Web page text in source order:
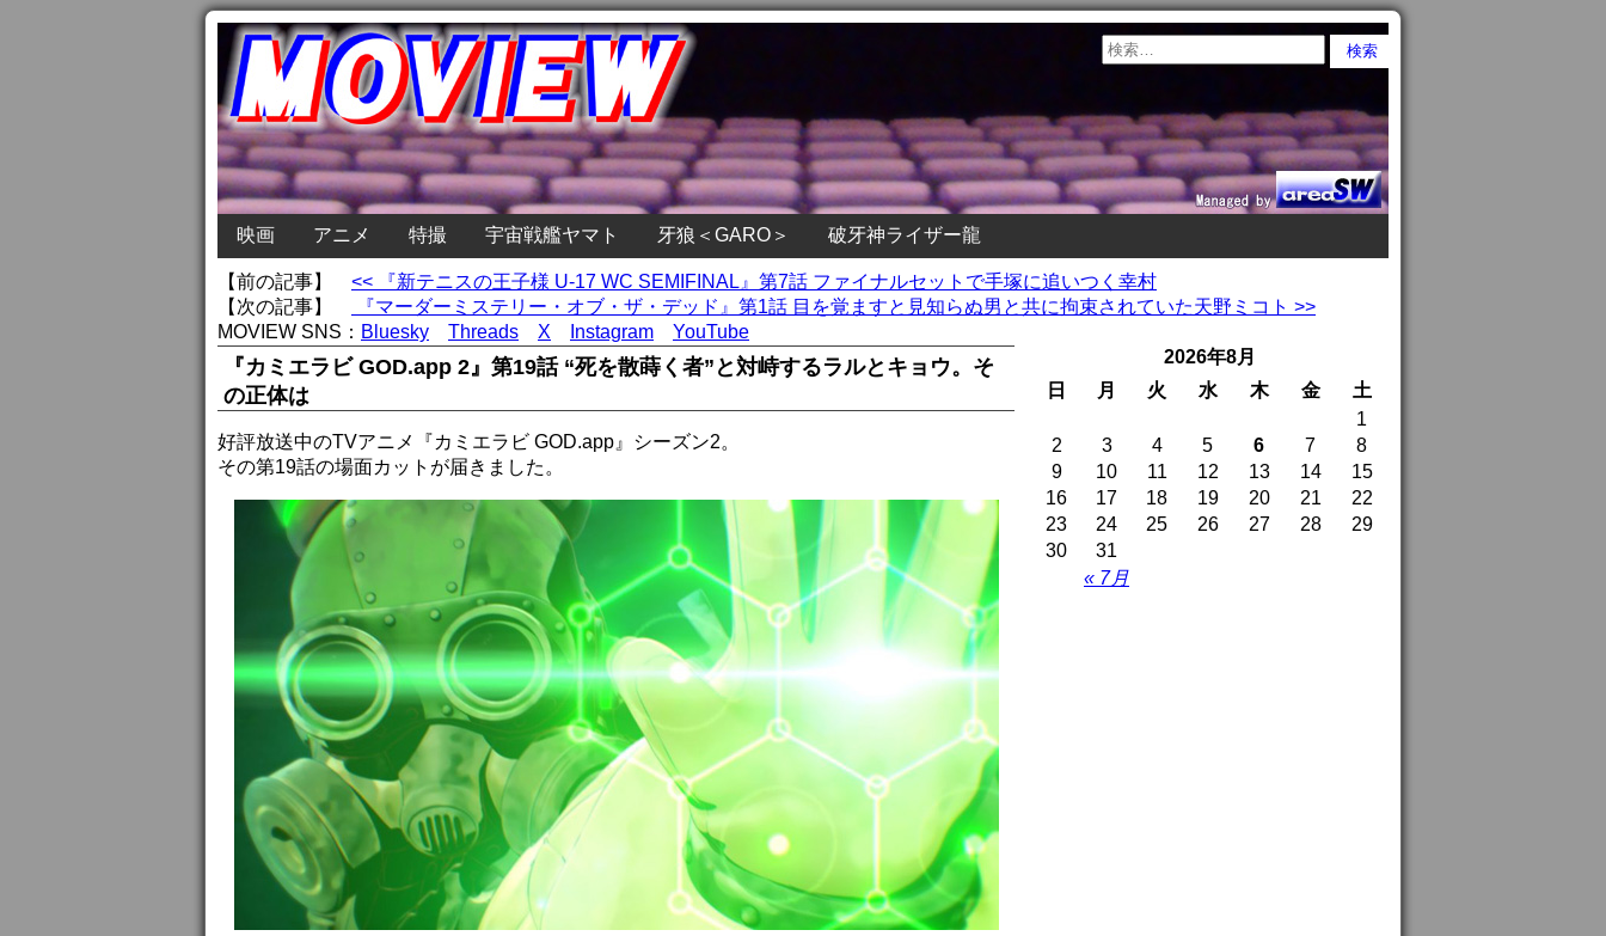
映画 アニメ 特撮 宇宙戦艦ヤマト 牙狼＜GARO＞ 破牙神ライザー龍
【前の記事】 << 『新テニスの王子様 U-17 WC SEMIFINAL』第7話 ファイナルセットで手塚に追いつく幸村
【次の記事】
『マーダーミステリー・オブ・ザ・デッド』第1話 目を覚ますと見知らぬ男と共に拘束されていた天野ミコト >>
MOVIEW SNS： Bluesky Threads X Instagram YouTube
『カミエラビ GOD.app 2』第19話 “死を散蒔く者”と対峙するラルとキョウ。そ
の正体は
好評放送中のTVアニメ『カミエラビ GOD.app』シーズン2。
その第19話の場面カットが届きました。
2026年8月
日
月 火 水 木 金 土
« 7月
1
2
3 4 5 6 7
8
9
10 11 12 13 14
15
16
17 18 19 20 21
22
23
24 25 26 27 28
29
30
31